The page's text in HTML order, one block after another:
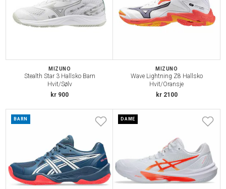
MIZUNO
Stealth Star 3 Hallsko Barn
Hvit/Sølv
kr 900
MIZUNO
Wave Lightning Z8 Hallsko
Hvit/Oransje
kr 2100
BARN DAME